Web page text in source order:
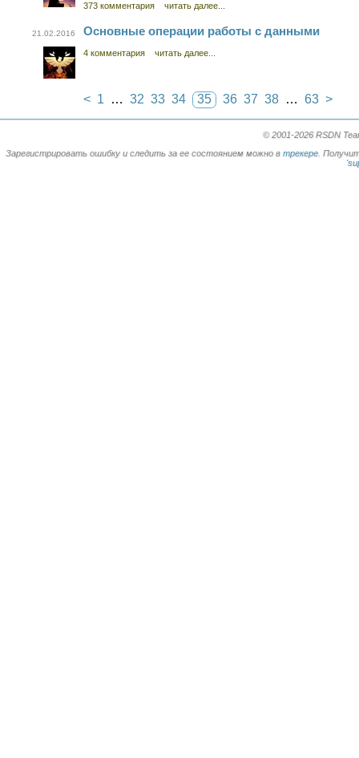
373 комментария читать далее...
21.02.2016 Основные операции работы с данными
4 комментария читать далее...
< 1 … 32 33 34 35 36 37 38… 63 >
© 2001-2026 RSDN
Зарегистрировать ошибку и следить за ее состоянием можно в трекере .